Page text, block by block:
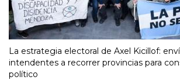
La estrategia electoral de Axel Kicillof:
intendentes a recorrer provincias para
político